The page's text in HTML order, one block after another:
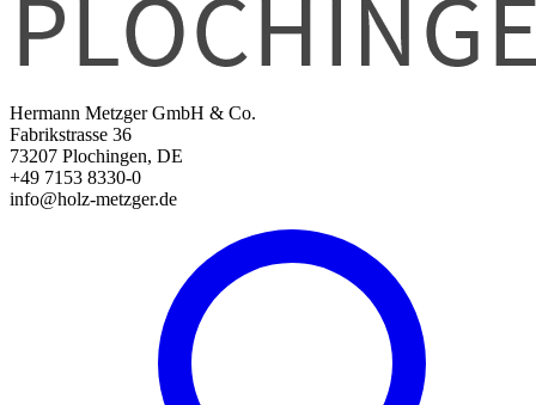
Hermann Metzger GmbH & Co.
Fabrikstrasse 36
73207 Plochingen, DE
+49 7153 8330-0
info@holz-metzger.de